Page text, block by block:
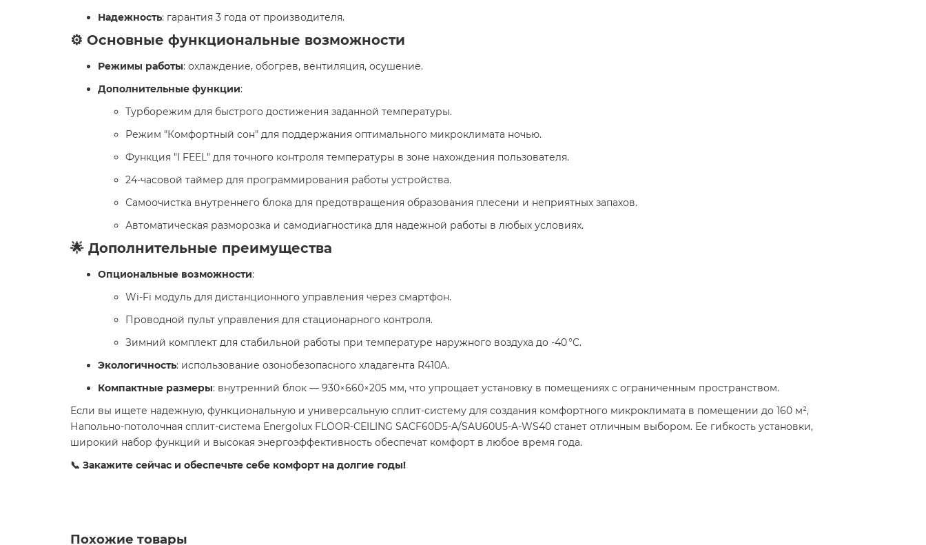
Надежность: гарантия 3 года от производителя.
⚙️ Основные функциональные возможности
Режимы работы: охлаждение, обогрев, вентиляция, осушение.
Дополнительные функции:
Турборежим для быстрого достижения заданной температуры.
Режим "Комфортный сон" для поддержания оптимального микроклимата ночью.
Функция "I FEEL" для точного контроля температуры в зоне нахождения пользователя.
24-часовой таймер для программирования работы устройства.
Самоочистка внутреннего блока для предотвращения образования плесени и неприятных запахов.
Автоматическая разморозка и самодиагностика для надежной работы в любых условиях.
🌟 Дополнительные преимущества
Опциональные возможности:
Wi-Fi модуль для дистанционного управления через смартфон.
Проводной пульт управления для стационарного контроля.
Зимний комплект для стабильной работы при температуре наружного воздуха до -40 °C.
Экологичность: использование озонобезопасного хладагента R410A.
Компактные размеры: внутренний блок — 930×660×205 мм, что упрощает установку в помещениях с ограниченным пространством.
Если вы ищете надежную, функциональную и универсальную сплит-систему для создания комфортного микроклимата в помещении до 160 м²,
Напольно-потолочная сплит-система Energolux FLOOR-CEILING SACF60D5-A/SAU60U5-A-WS40 станет отличным выбором. Ее гибкость установки,
широкий набор функций и высокая энергоэффективность обеспечат комфорт в любое время года.
📞 Закажите сейчас и обеспечьте себе комфорт на долгие годы!
Похожие товары